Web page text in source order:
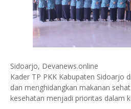
Sidoarjo, Devanews.online
Kader TP PKK Kabupaten Sidoarjo
dan menghidangkan makanan
kesehatan menjadi prioritas dalam